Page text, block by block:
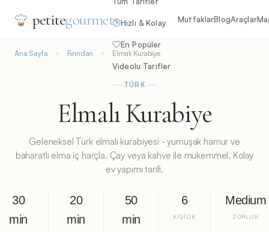
petitegourmets Hızlı & Kolay
En Popüler
Videolu Tarifler
MutfaklarBlogAraçlar
Ana Sayfa Fırından Elmalı Kurabiye
TÜRK
Elmalı Kurabiye
Geleneksel Türk elmalı kurabiyesi - yumuşak hamur ve
baharatlı elma iç harçla. Çay veya kahve ile mükemmel. Kolay
ev yapımı tarifi.
30
min
20
min
50
min
6
KIŞILIK
Medium
ZORLUK